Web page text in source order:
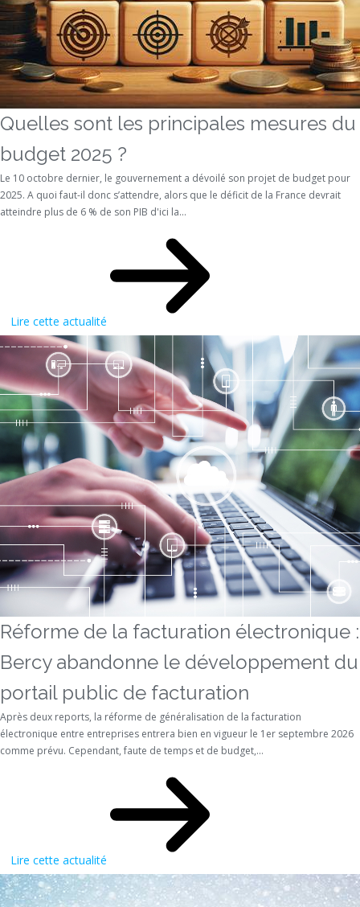
Quelles sont les principales mesures du
budget 2025 ?
Le 10 octobre dernier, le gouvernement a dévoilé son projet de budget pour
2025. A quoi faut-il donc s’attendre, alors que le déficit de la France devrait
atteindre plus de 6 % de son PIB d'ici la...
Lire cette actualité
Réforme de la facturation électronique :
Bercy abandonne le développement du
portail public de facturation
Après deux reports, la réforme de généralisation de la facturation
électronique entre entreprises entrera bien en vigueur le 1er septembre 2026
comme prévu. Cependant, faute de temps et de budget,...
Lire cette actualité